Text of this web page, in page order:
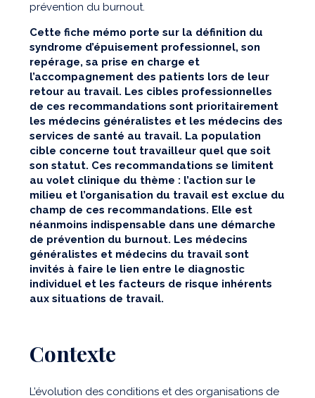
prévention du burnout.
Cette fiche mémo porte sur la définition du
syndrome d’épuisement professionnel, son
repérage, sa prise en charge et
l’accompagnement des patients lors de leur
retour au travail. Les cibles professionnelles
de ces recommandations sont prioritairement
les médecins généralistes et les médecins des
services de santé au travail. La population
cible concerne tout travailleur quel que soit
son statut. Ces recommandations se limitent
au volet clinique du thème : l’action sur le
milieu et l’organisation du travail est exclue du
champ de ces recommandations. Elle est
néanmoins indispensable dans une démarche
de prévention du burnout. Les médecins
généralistes et médecins du travail sont
invités à faire le lien entre le diagnostic
individuel et les facteurs de risque inhérents
aux situations de travail.
Contexte
L’évolution des conditions et des organisations de